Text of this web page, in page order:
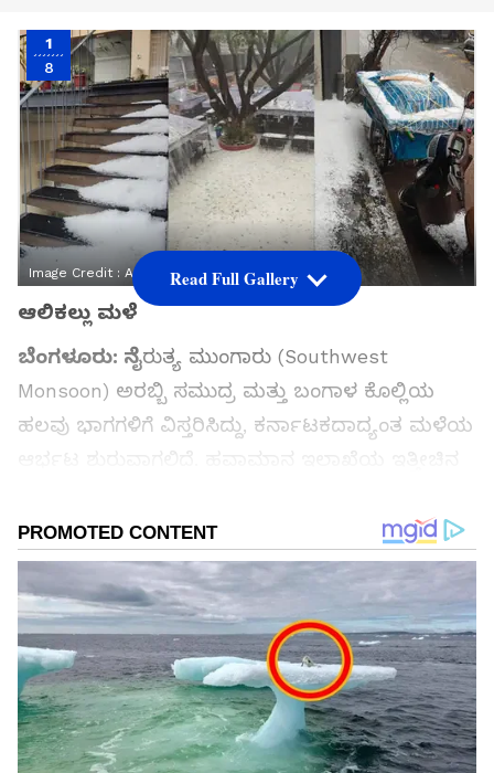
1
8
Image Credit : Asianet News
ಆಲಿಕಲ್ಲು ಮಳೆ
ಬೆಂಗಳೂರು: ನೈರುತ್ಯ ಮುಂಗಾರು (Southwest
Monsoon) ಅರಬ್ಬಿ ಸಮುದ್ರ ಮತ್ತು ಬಂಗಾಳ ಕೊಲ್ಲಿಯ
ಹಲವು ಭಾಗಗಳಿಗೆ ವಿಸ್ತರಿಸಿದ್ದು, ಕರ್ನಾಟಕದಾದ್ಯಂತ ಮಳೆಯ
ಜಿಲ್ಲೆಗಳಲ್ಲಿ ಭಾರೀ ಮಳೆ, ಗುಡುಗು ಸಹಿತ ಗಾಳಿ ಮತ್ತು
ಆಲಿಕಲ್ಲು ಮಳೆಯಾಗುವ ಸಾಧ್ಯತೆಯಿದೆ.
ಸಮಗ್ರ ಸುದ್ದಿ ಮೂಲವನ್ನಾಗಿ asianet suvarna news ಅನ್ನು
ಆಯ್ಕೆ ಮಾಡಿಕೊಳ್ಳಿ
Read Full Gallery